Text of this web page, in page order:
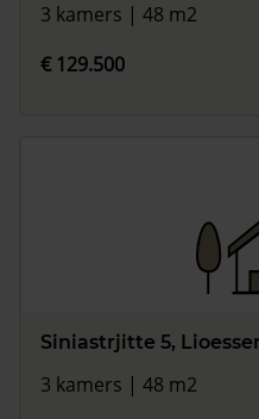
3 kamers | 48 m2
€ 129.500
Siniastrjitte 5,
3 kamers | 48 m2